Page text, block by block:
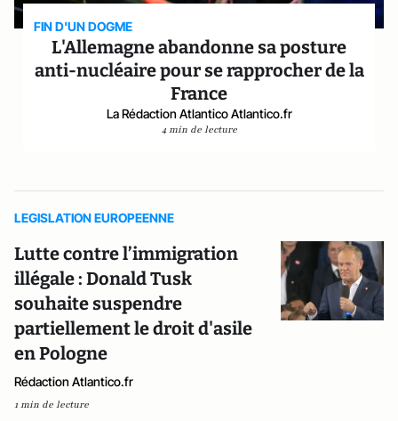
FIN D'UN DOGME
L'Allemagne abandonne sa posture
anti-nucléaire pour se rapprocher de la
France
La Rédaction Atlantico Atlantico.fr
4 min de lecture
LEGISLATION EUROPEENNE
Lutte contre l’immigration
illégale : Donald Tusk
souhaite suspendre
partiellement le droit d'asile
en Pologne
Rédaction Atlantico.fr
1 min de lecture